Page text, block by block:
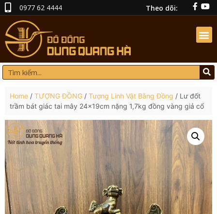
0977 62 4444 Theo dõi:
Home / TƯỢNG ĐỒNG / Tượng Linh Vật Bằng Đồng / Lư đốt
trầm bát giác tai mây 24x19cm nặng 1,7kg đồng vàng giả cổ